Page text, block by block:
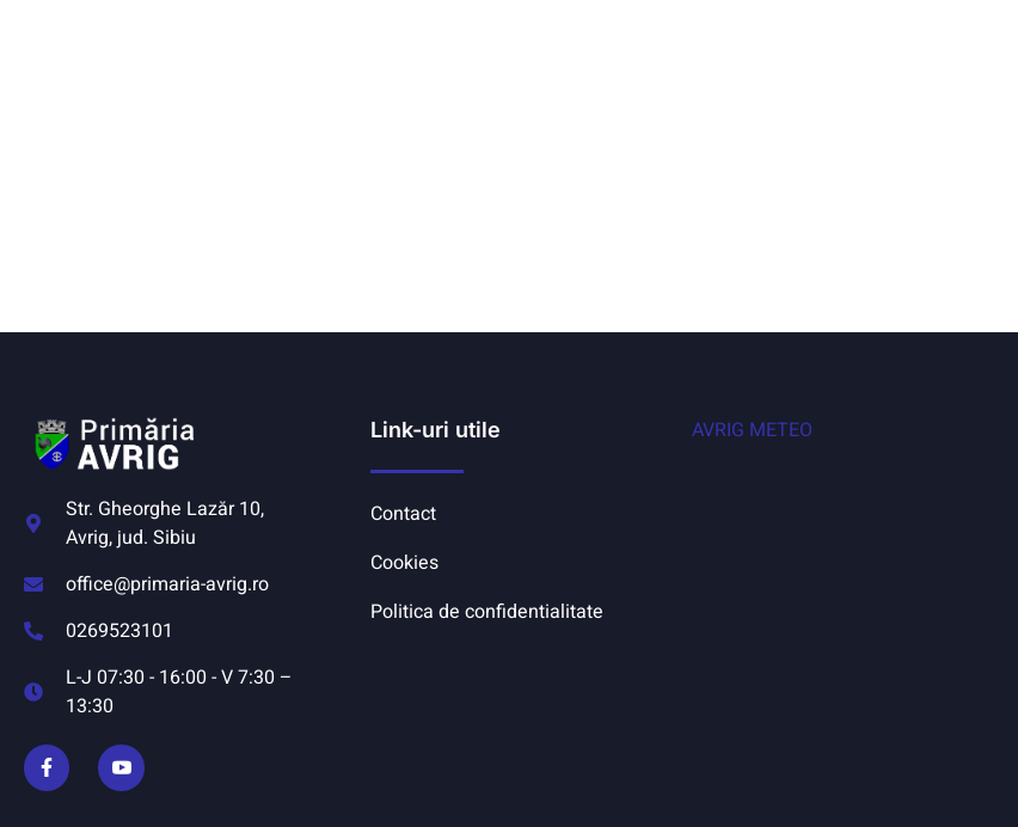
Str. Gheorghe Lazăr 10,
Avrig, jud. Sibiu
office@primaria-avrig.ro
0269523101
L-J 07:30 - 16:00 - V 7:30 –
13:30
Link-uri utile
Contact
Cookies
Politica de confidentialitate
AVRIG METEO